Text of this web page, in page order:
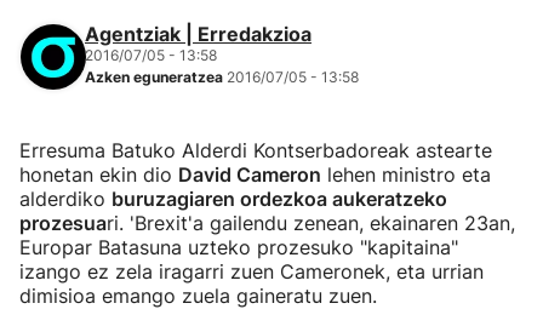
Agentziak | Erredakzioa
2016/07/05 - 13:58
Azken eguneratzea 2016/07/05 - 13:58
Erresuma Batuko Alderdi Kontserbadoreak astearte
honetan ekin dio David Cameron lehen ministro eta
alderdiko buruzagiaren ordezkoa aukeratzeko
prozesuari. 'Brexit'a gailendu zenean, ekainaren 23an,
Europar Batasuna uzteko prozesuko "kapitaina"
izango ez zela iragarri zuen Cameronek, eta urrian
dimisioa emango zuela gaineratu zuen.